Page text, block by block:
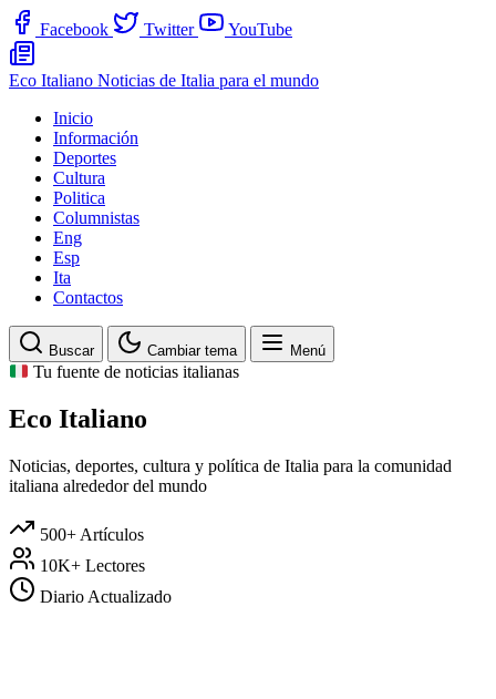
Facebook Twitter YouTube
Eco Italiano Noticias de Italia para el mundo
Inicio
Información
Deportes
Cultura
Politica
Columnistas
Eng
Esp
Ita
Contactos
Buscar Cambiar tema Menú
Tu fuente de noticias italianas
Eco Italiano
Noticias, deportes, cultura y política de Italia para la comunidad
italiana alrededor del mundo
500+ Artículos
10K+ Lectores
Diario Actualizado